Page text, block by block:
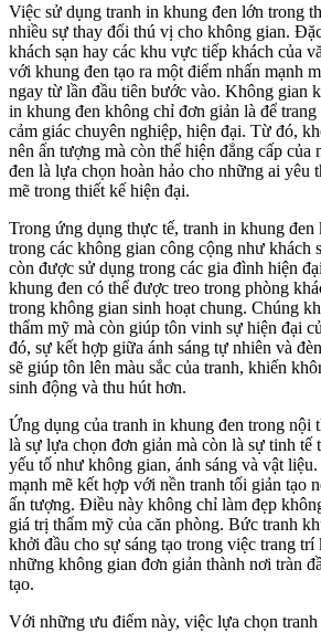
Việc sử dụng tranh in khung đen lớn trong
nhiều sự thay đổi thú vị cho không gian.
khách sạn hay các khu vực tiếp khách của
với khung đen tạo ra một điểm nhấn mạnh
ngay từ lần đầu tiên bước vào. Không gian
in khung đen không chỉ đơn giản là để
cảm giác chuyên nghiệp, hiện đại. Từ đó,
nên ấn tượng mà còn thể hiện đẳng cấp của
đen là lựa chọn hoàn hảo cho những ai yêu
mẽ trong thiết kế hiện đại.
Trong ứng dụng thực tế, tranh in khung
trong các không gian công cộng như khách
còn được sử dụng trong các gia đình hiện
khung đen có thể được treo trong phòng
trong không gian sinh hoạt chung. Chúng
thẩm mỹ mà còn giúp tôn vinh sự hiện đại
đó, sự kết hợp giữa ánh sáng tự nhiên và
sẽ giúp tôn lên màu sắc của tranh, khiến
sinh động và thu hút hơn.
Ứng dụng của tranh in khung đen trong nội
là sự lựa chọn đơn giản mà còn là sự tinh tế
yếu tố như không gian, ánh sáng và vật
mạnh mẽ kết hợp với nền tranh tối giản tạo
ấn tượng. Điều này không chỉ làm đẹp
giá trị thẩm mỹ của căn phòng. Bức tranh
khởi đầu cho sự sáng tạo trong việc trang trí
những không gian đơn giản thành nơi tràn
tạo.
Với những ưu điểm này, việc lựa chọn